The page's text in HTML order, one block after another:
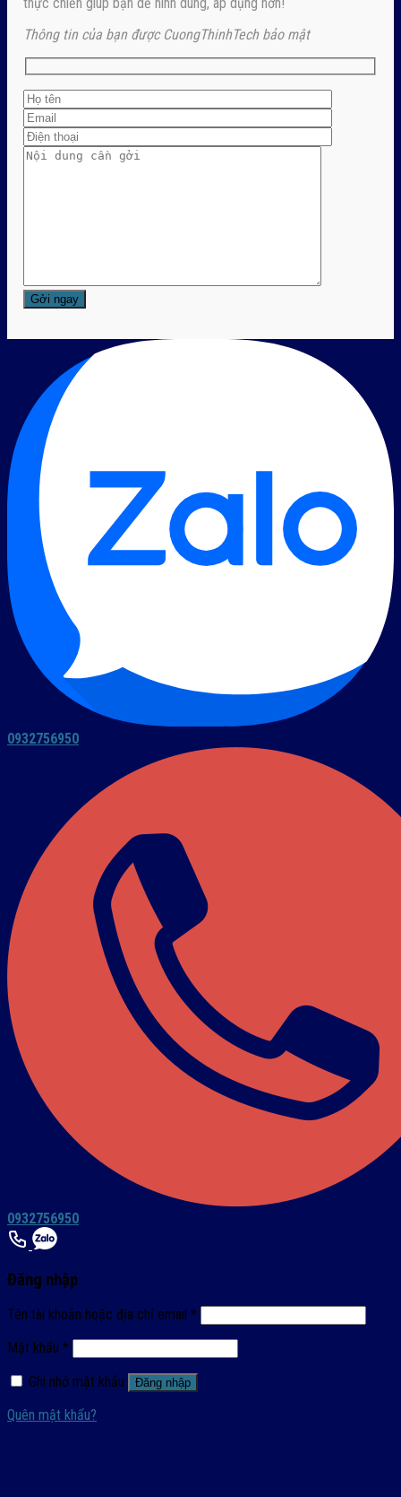
thực chiến giúp bạn dễ hình dung, áp dụng hơn!
Thông tin của bạn được CuongThinhTech bảo mật
0932756950
0932756950
Đăng nhập
Tên tài khoản hoặc địa chỉ email *
Mật khẩu *
Ghi nhớ mật khẩu
Đăng nhập
Quên mật khẩu?